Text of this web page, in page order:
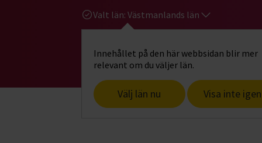
Valt län: Västmanlands län
Innehållet på den här webbsidan blir mer
relevant om du väljer län.
Välj län nu Visa inte igen
Gå till studiefrämjandets